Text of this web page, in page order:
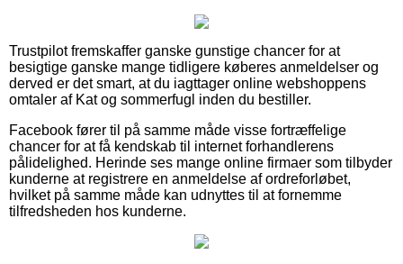
Trustpilot fremskaffer ganske gunstige chancer for at
besigtige ganske mange tidligere køberes anmeldelser og
derved er det smart, at du iagttager online webshoppens
omtaler af Kat og sommerfugl inden du bestiller.
Facebook fører til på samme måde visse fortræffelige
chancer for at få kendskab til internet forhandlerens
pålidelighed. Herinde ses mange online firmaer som tilbyder
kunderne at registrere en anmeldelse af ordreforløbet,
hvilket på samme måde kan udnyttes til at fornemme
tilfredsheden hos kunderne.